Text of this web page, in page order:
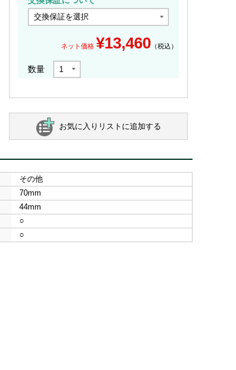
ネット価格 ¥13,460 （税込）
数量
お気に入りリストに追加する
その他
70mm
44mm
○
○